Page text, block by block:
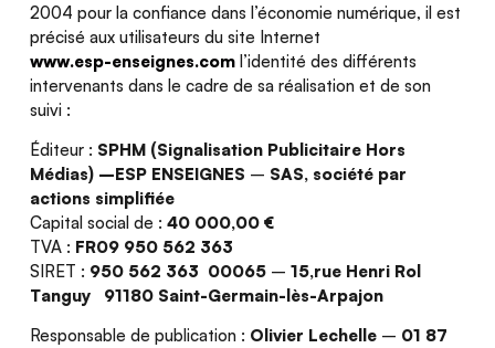
2004 pour la confiance dans l’économie numérique, il est
précisé aux utilisateurs du site Internet
www.esp-enseignes.com l’identité des différents
intervenants dans le cadre de sa réalisation et de son
suivi :
Éditeur : SPHM (Signalisation Publicitaire Hors
Médias) –ESP ENSEIGNES – SAS, société par
actions simplifiée
Capital social de : 40 000,00 €
TVA : FR09 950 562 363
SIRET : 950 562 363 00065 – 15,rue Henri Rol
Tanguy 91180 Saint-Germain-lès-Arpajon
Responsable de publication : Olivier Lechelle– 01 87